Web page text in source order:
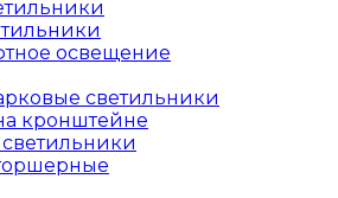
освещение
светильники
кронштейне